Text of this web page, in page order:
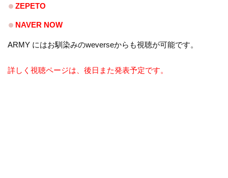
ZEPETO
NAVER NOW
ARMY にはお馴染みのweverseからも視聴が可能です。
詳しく視聴ページは、後日また発表予定です。